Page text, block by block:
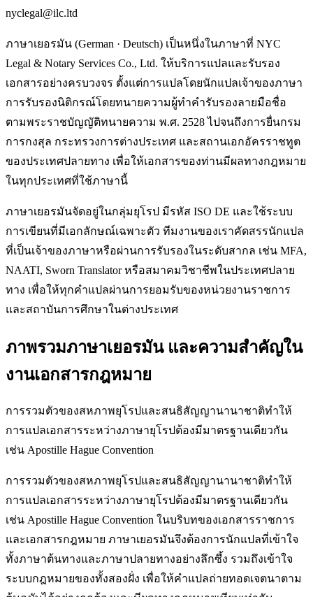
nyclegal@ilc.ltd
ภาษาเยอรมัน (German · Deutsch) เป็นหนึ่งในภาษาที่ NYC
Legal & Notary Services Co., Ltd. ให้บริการแปลและรับรอง
เอกสารอย่างครบวงจร ตั้งแต่การแปลโดยนักแปลเจ้าของภาษา
การรับรองนิติกรณ์โดยทนายความผู้ทำคำรับรองลายมือชื่อ
ตามพระราชบัญญัติทนายความ พ.ศ. 2528 ไปจนถึงการยื่นกรม
การกงสุล กระทรวงการต่างประเทศ และสถานเอกอัครราชทูต
ของประเทศปลายทาง เพื่อให้เอกสารของท่านมีผลทางกฎหมาย
ในทุกประเทศที่ใช้ภาษานี้
ภาษาเยอรมันจัดอยู่ในกลุ่มยุโรป มีรหัส ISO DE และใช้ระบบ
การเขียนที่มีเอกลักษณ์เฉพาะตัว ทีมงานของเราคัดสรรนักแปล
ที่เป็นเจ้าของภาษาหรือผ่านการรับรองในระดับสากล เช่น MFA,
NAATI, Sworn Translator หรือสมาคมวิชาชีพในประเทศปลาย
ทาง เพื่อให้ทุกคำแปลผ่านการยอมรับของหน่วยงานราชการ
และสถาบันการศึกษาในต่างประเทศ
ภาพรวมภาษาเยอรมัน และความสำคัญใน
งานเอกสารกฎหมาย
การรวมตัวของสหภาพยุโรปและสนธิสัญญานานาชาติทำให้
การแปลเอกสารระหว่างภาษายุโรปต้องมีมาตรฐานเดียวกัน
เช่น Apostille Hague Convention
การรวมตัวของสหภาพยุโรปและสนธิสัญญานานาชาติทำให้
การแปลเอกสารระหว่างภาษายุโรปต้องมีมาตรฐานเดียวกัน
เช่น Apostille Hague Convention ในบริบทของเอกสารราชการ
และเอกสารกฎหมาย ภาษาเยอรมันจึงต้องการนักแปลที่เข้าใจ
ทั้งภาษาต้นทางและภาษาปลายทางอย่างลึกซึ้ง รวมถึงเข้าใจ
ระบบกฎหมายของทั้งสองฝั่ง เพื่อให้คำแปลถ่ายทอดเจตนาตาม